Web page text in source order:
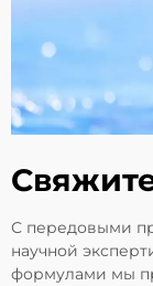
С передовыми
научной
формулами мы